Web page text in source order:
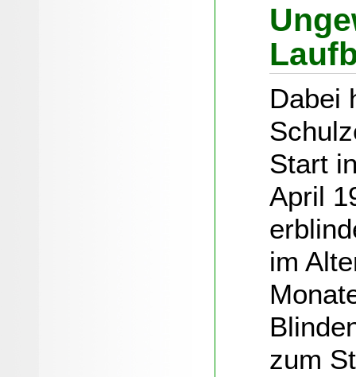
Dabei
Start
April
im
zum